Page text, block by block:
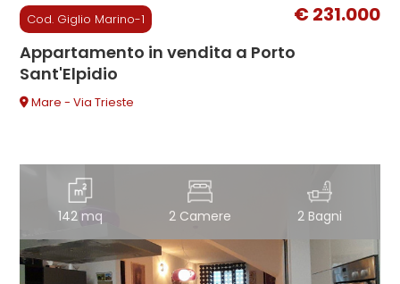
Cod. Giglio Marino-1 € 231.000
Appartamento in vendita a Porto
Sant'Elpidio
Mare - Via Trieste
142 mq 2 Camere 2 Bagni
Prezzo
Totale
mq